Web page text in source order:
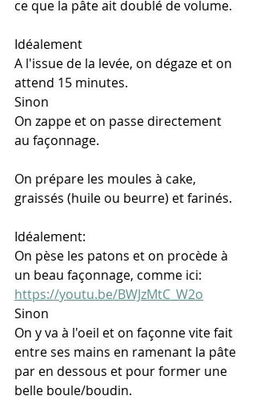
ce que la pâte ait doublé de volume.
Idéalement
A l'issue de la levée, on dégaze et on
attend 15 minutes.
Sinon
On zappe et on passe directement
au façonnage.
On prépare les moules à cake,
graissés (huile ou beurre) et farinés.
Idéalement:
On pèse les patons et on procède à
un beau façonnage, comme ici:
https://youtu.be/BWJzMtC_W2o
Sinon
On y va à l'oeil et on façonne vite fait
entre ses mains en ramenant la pâte
par en dessous et pour former une
belle boule/boudin.